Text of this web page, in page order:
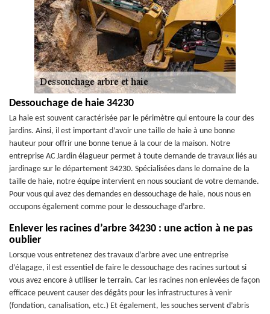
Dessouchage de haie 34230
La haie est souvent caractérisée par le périmètre qui entoure la cour des
jardins. Ainsi, il est important d’avoir une taille de haie à une bonne
hauteur pour offrir une bonne tenue à la cour de la maison. Notre
entreprise AC Jardin élagueur permet à toute demande de travaux liés au
jardinage sur le département 34230. Spécialisées dans le domaine de la
taille de haie, notre équipe intervient en nous souciant de votre demande.
Pour vous qui avez des demandes en dessouchage de haie, nous nous en
occupons également comme pour le dessouchage d’arbre.
Enlever les racines d’arbre 34230 : une action à ne pas
oublier
Lorsque vous entretenez des travaux d’arbre avec une entreprise
d’élagage, il est essentiel de faire le dessouchage des racines surtout si
vous avez encore à utiliser le terrain. Car les racines non enlevées de façon
efficace peuvent causer des dégâts pour les infrastructures à venir
(fondation, canalisation, etc.) Et également, les souches servent d’abris